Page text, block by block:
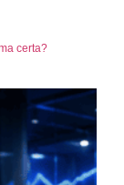
certa?